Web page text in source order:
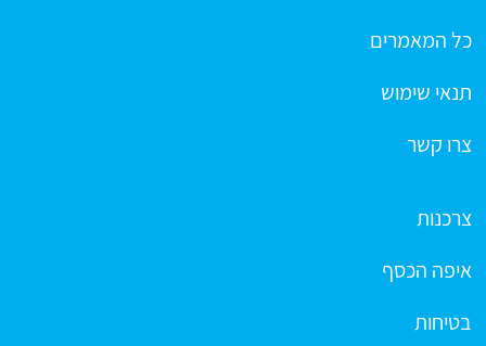
כל המאמרים
תנאי שימוש
צרו קשר
צרכנות
איפה הכסף
בטיחות